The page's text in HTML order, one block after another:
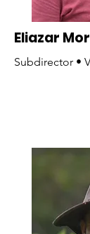
Eliazar
Subdirector •